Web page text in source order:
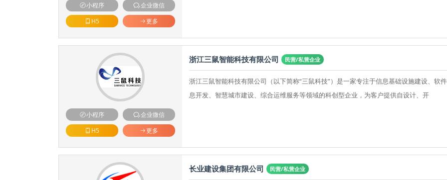
小程序
企业微信
H5
更多
小程序
企业微信
H5
更多
浙江三鼠智能科技有限公司 民营/私营企业
浙江三鼠智能科技有限公司（以下简称“三鼠科技”）是一家专注于信息基础设施建设、软
息开发、智慧城市建设、综合运维服务等领域的科创型企业，为客户提供自设计、开
长业建设集团有限公司 民营/私营企业